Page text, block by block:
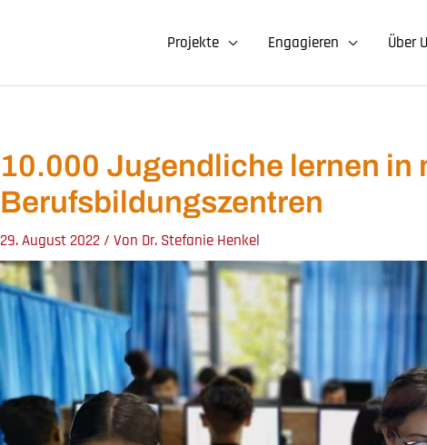
Projekte Engagieren Über
10.000 Jugendliche lernen in
Berufsbildungszentren
29. August 2022 / Von Dr. Stefanie Henkel